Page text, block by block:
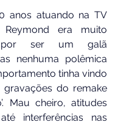
anos atuando na TV
Reymond era muito
por ser um galã
nenhuma polêmica
tinha vindo
do remake
Mau cheiro, atitudes
interferências nas